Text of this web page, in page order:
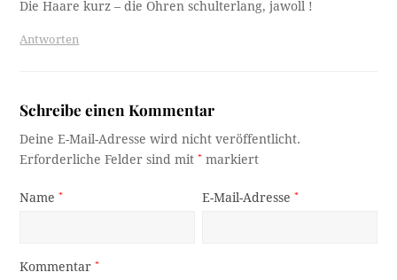
Die Haare kurz – die Ohren schulterlang, jawoll !
Antworten
Schreibe einen Kommentar
Deine E-Mail-Adresse wird nicht veröffentlicht.
Erforderliche Felder sind mit* markiert
Name* E-Mail-Adresse*
Kommentar*